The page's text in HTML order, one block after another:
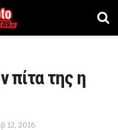
πίτα της η
12, 2016